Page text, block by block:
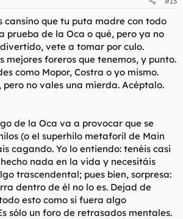
cansino que tu puta madre con todo
prueba de la Oca o qué, pero ya no
vete a tomar por culo.
mejores foreros que tenemos, y punto.
como Mopor, Costra o yo mismo.
pero no vales una mierda. Acéptalo.
de la Oca va a provocar que se
(o el superhilo metaforil de Main
cagando. Yo lo entiendo: tenéis casi
nada en la vida y necesitáis
trascendental; pues bien, sorpresa:
dentro de él no lo es. Dejad de
esto como si fuera algo
sólo un foro de retrasados mentales.